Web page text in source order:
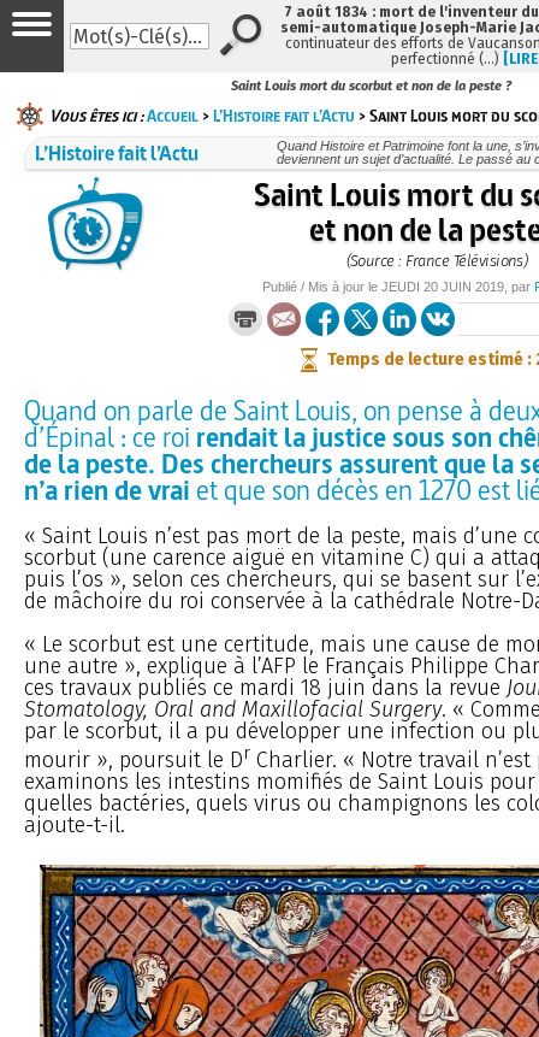
Saint Louis mort du scorbut et non de la peste ?
Vous êtes ici :Accueil >L’Histoire fait l’Actu > Saint Louis mort du
L’Histoire fait l’Actu
Quand Histoire et Patrimoine font la une,
deviennent un sujet d’actualité. Le passé au
Saint Louis mort du
et non de la
(Source : France Télévisions)
Publié / Mis à jour le JEUDI 20 JUIN 2019, par
Temps de lecture estimé :
Quand on parle de Saint Louis, on pense à
d’Épinal : ce roi rendait la justice sous son
de la peste. Des chercheurs assurent que la
n’a rien de vrai et que son décès en 1270 est
« Saint Louis n’est pas mort de la peste, mais d’une
scorbut (une carence aiguë en vitamine C) qui a
puis l’os », selon ces chercheurs, qui se basent sur
de mâchoire du roi conservée à la cathédrale Notre-
« Le scorbut est une certitude, mais une cause de
une autre », explique à l’AFP le Français Philippe
ces travaux publiés ce mardi 18 juin dans la revue
Stomatology, Oral and Maxillofacial Surgery. «
par le scorbut, il a pu développer une infection ou
mourir », poursuit le Dr Charlier. « Notre travail
examinons les intestins momifiés de Saint Louis
quelles bactéries, quels virus ou champignons les
ajoute-t-il.
7 août 1834 : mort de l'inventeur
semi-automatique Joseph-Marie
continuateur des efforts de
perfectionné (…)